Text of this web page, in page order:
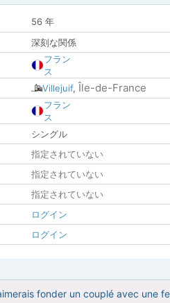
56 年
深刻な関係
フラン
ス
Villejuif, Île-de-France
フラン
ス
シングル
指定されていない
指定されていない
指定されていない
ログイン
ログイン
fonder un couplé avec une